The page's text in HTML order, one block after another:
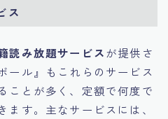
ス
読み放題サービスが提供さ
ール』もこれらのサービス
ことが多く、定額で何度で
ます。主なサービスには、